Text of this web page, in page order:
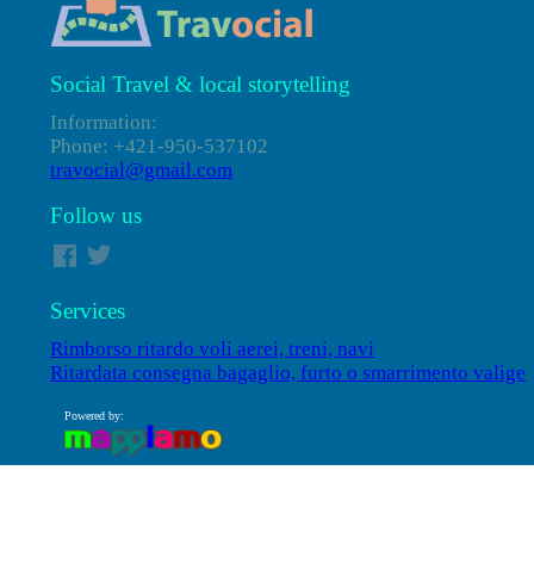
Social Travel & local storytelling
Information:
Phone: +421-950-537102
travocial@gmail.com
Follow us
Services
Rimborso ritardo voli aerei, treni, navi
Ritardata consegna bagaglio, furto o smarrimento valige
Powered by: